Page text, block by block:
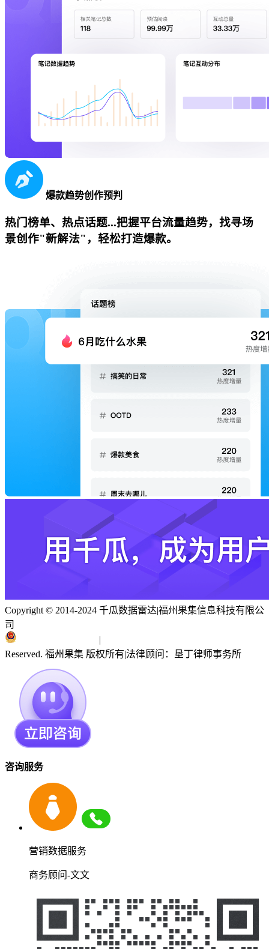
爆款趋势创作预判
热门榜单、热点话题...把握平台流量趋势，找寻场
景创作"新解法"，轻松打造爆款。
Copyright © 2014-2024 千瓜数据雷达|福州果集信息科技有限公
司
|
Reserved. 福州果集 版权所有|法律顾问：垦丁律师事务所
咨询服务
营销数据服务
商务顾问-文文